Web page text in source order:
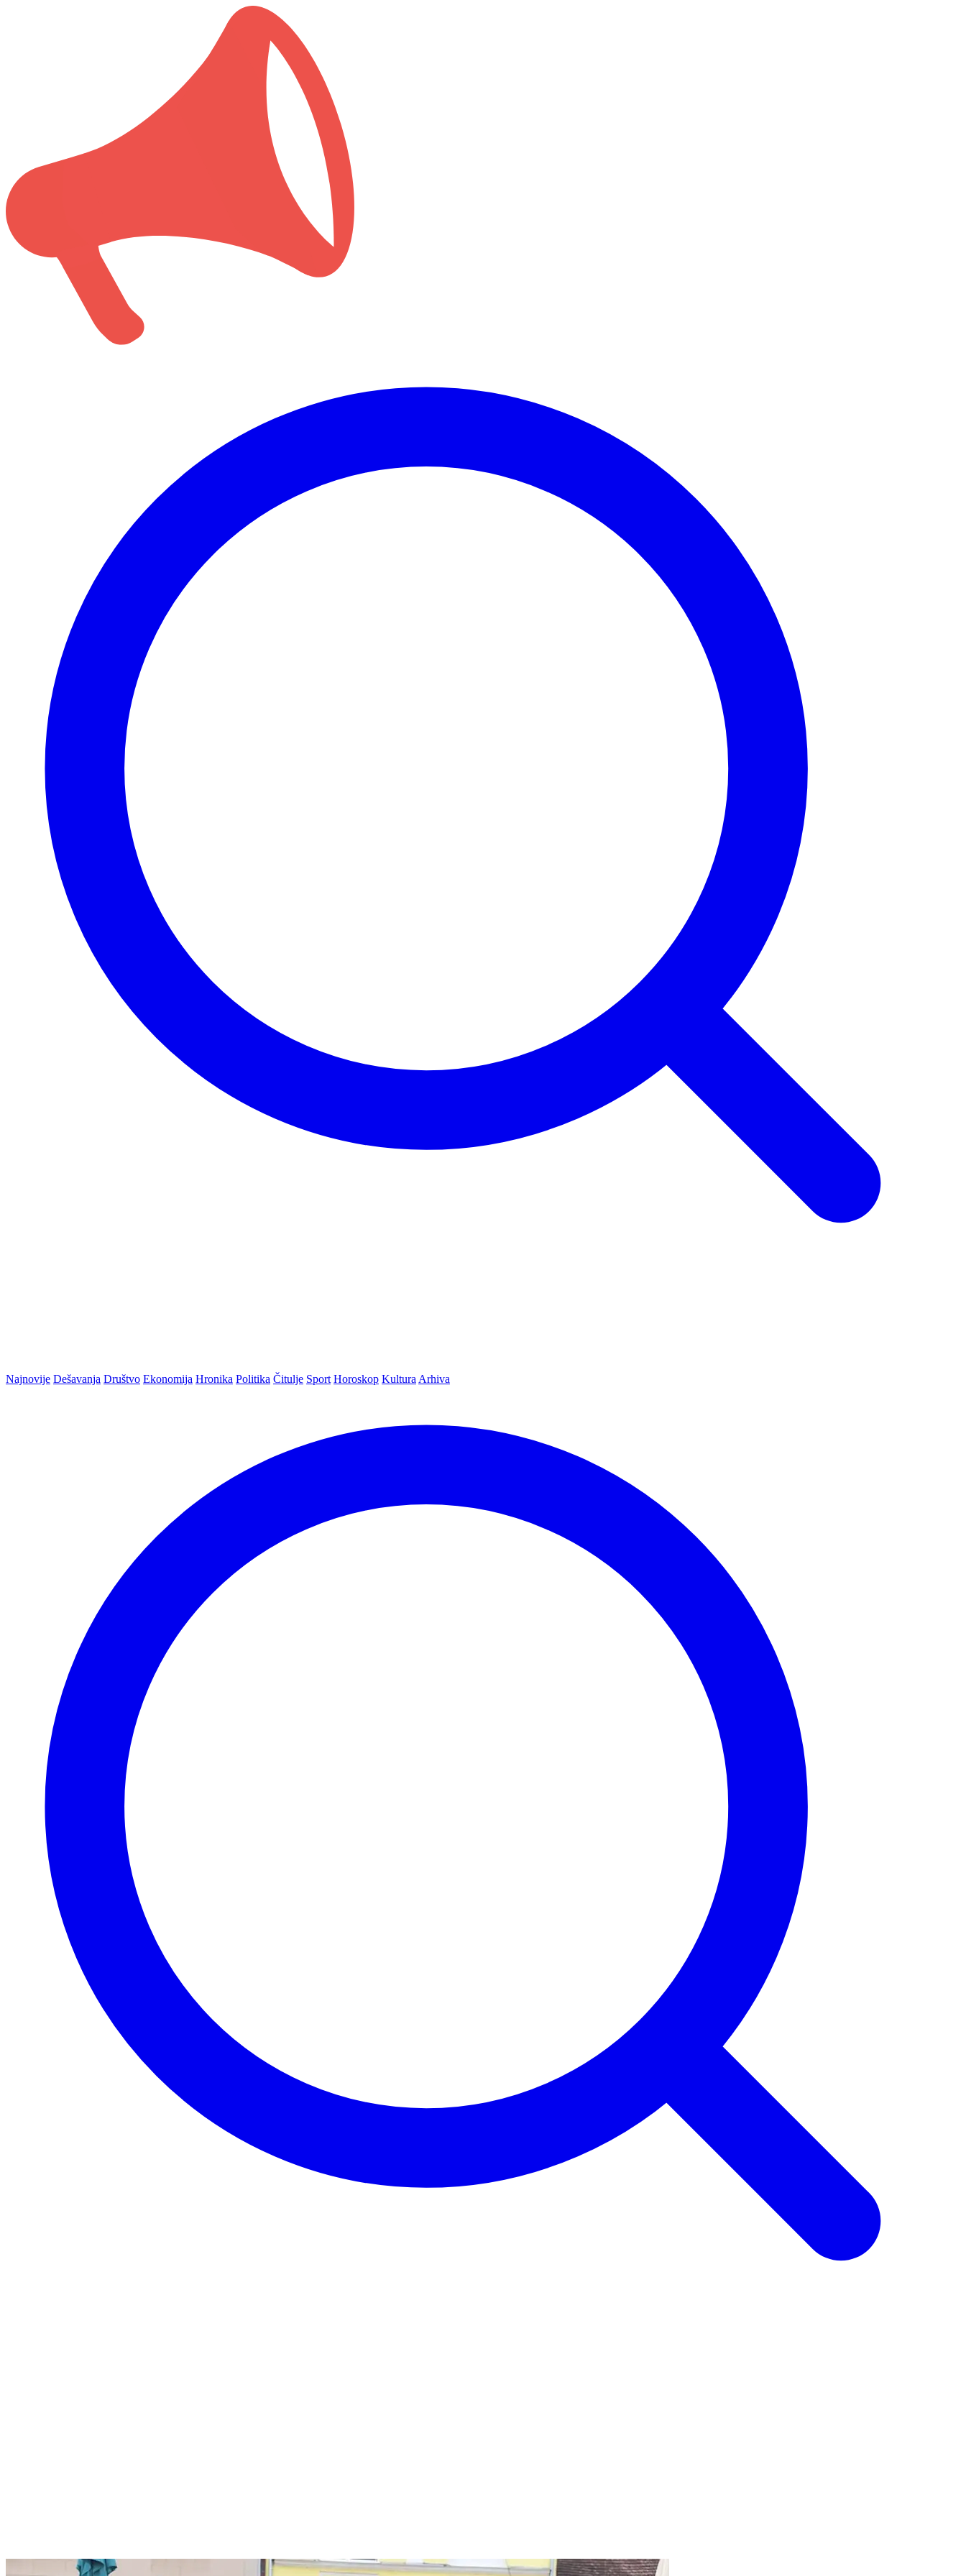
Najnovije Dešavanja Društvo Ekonomija Hronika Politika Čitulje Sport Horoskop Kultura Arhiva